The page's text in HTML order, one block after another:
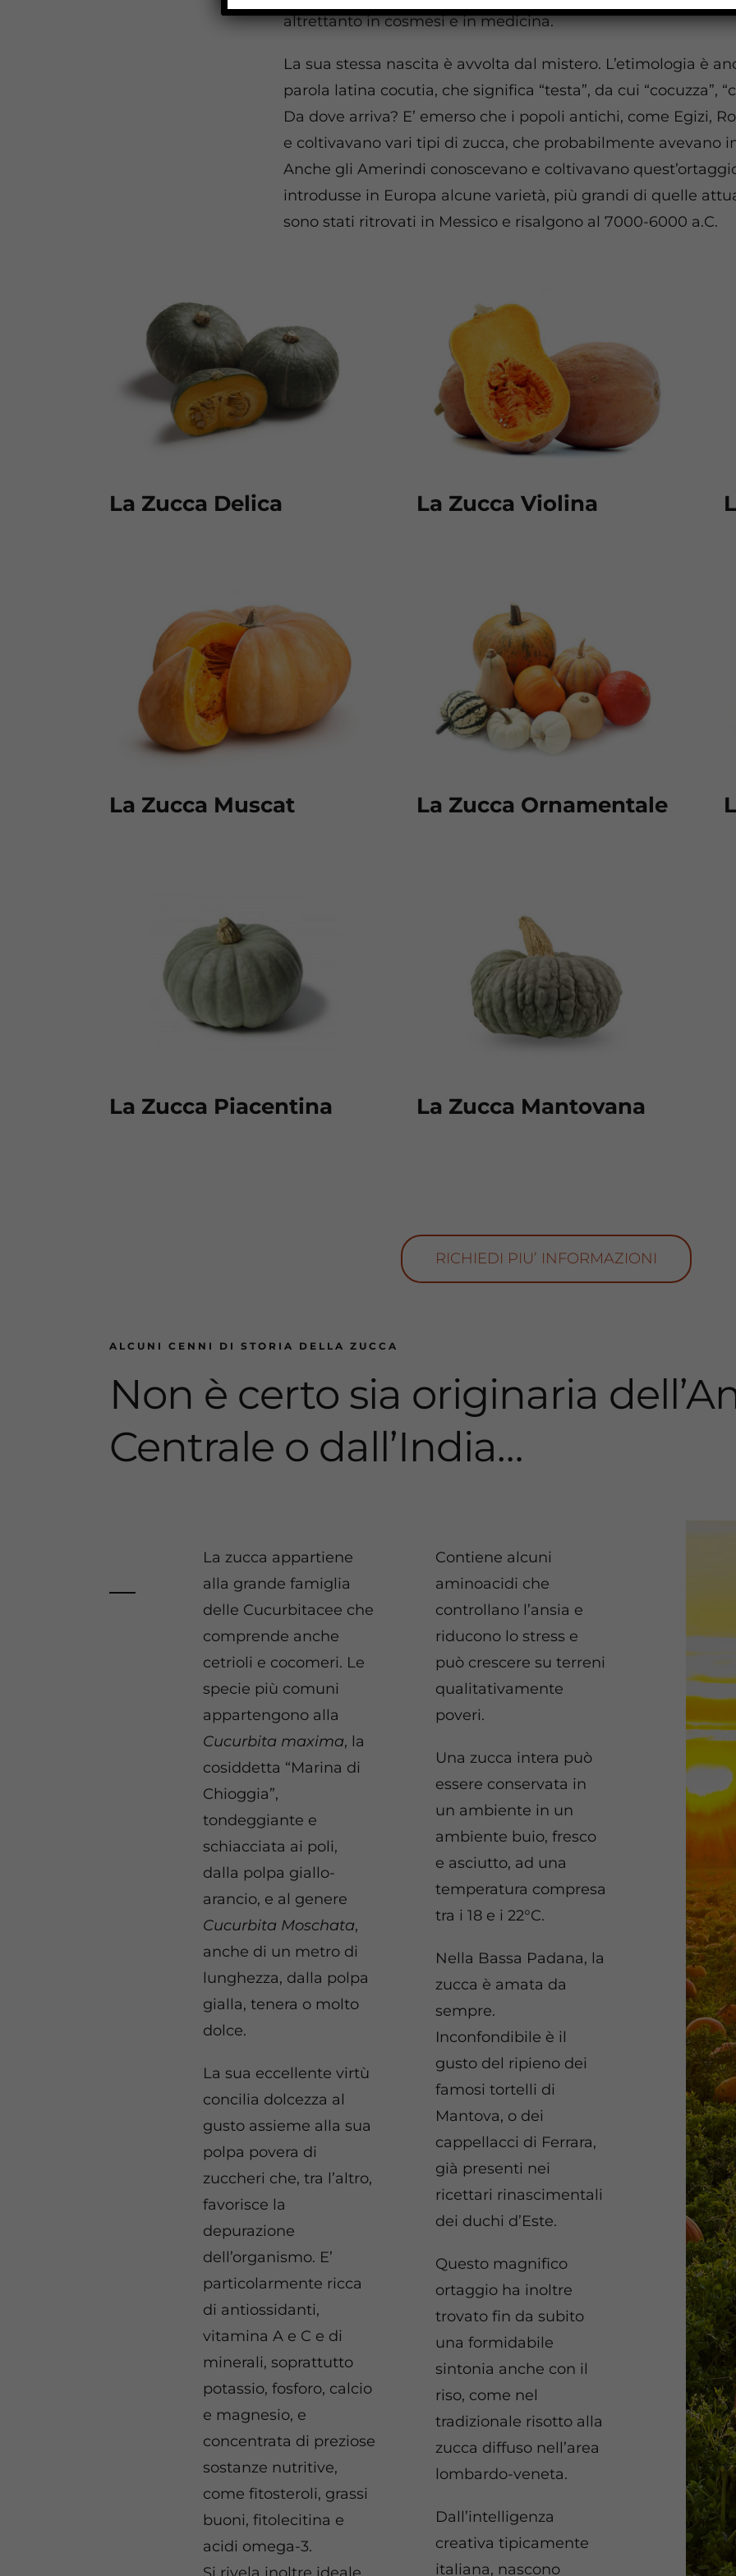
altrettanto in cosmesi e in medicina.
La sua stessa nascita è avvolta dal mistero. L’etimologia è
parola latina cocutia, che significa “testa”, da cui “cocuzza”,
Da dove arriva? E’ emerso che i popoli antichi, come Egizi,
e coltivavano vari tipi di zucca, che probabilmente avevano
Anche gli Amerindi conoscevano e coltivavano
introdusse in Europa alcune varietà, più grandi di quelle
sono stati ritrovati in Messico e risalgono al 7000-6000 a.C.
La Zucca Delica La Zucca Violina
La Zucca Muscat La Zucca Ornamentale
La Zucca Piacentina La Zucca Mantovana
RICHIEDI PIU’ INFORMAZIONI
ALCUNI CENNI DI STORIA DELLA ZUCCA
Non è certo sia originaria
Centrale o dall’India…
La zucca appartiene
alla grande famiglia
delle Cucurbitacee che
comprende anche
cetrioli e cocomeri. Le
specie più comuni
appartengono alla
Cucurbita maxima, la
cosiddetta “Marina di
Chioggia”,
tondeggiante e
schiacciata ai poli,
dalla polpa giallo-
arancio, e al genere
Cucurbita Moschata,
anche di un metro di
lunghezza, dalla polpa
gialla, tenera o molto
dolce.
La sua eccellente virtù
concilia dolcezza al
gusto assieme alla sua
polpa povera di
zuccheri che, tra l’altro,
favorisce la
depurazione
dell’organismo. E’
particolarmente ricca
di antiossidanti,
vitamina A e C e di
minerali, soprattutto
potassio, fosforo, calcio
e magnesio, e
concentrata di preziose
sostanze nutritive,
come fitosteroli, grassi
buoni, fitolecitina e
acidi omega-3.
Contiene alcuni
aminoacidi che
controllano l’ansia e
riducono lo stress e
può crescere su terreni
qualitativamente
poveri.
Una zucca intera può
essere conservata in
un ambiente in un
ambiente buio, fresco
e asciutto, ad una
temperatura compresa
tra i 18 e i 22°C.
Nella Bassa Padana, la
zucca è amata da
sempre.
Inconfondibile è il
gusto del ripieno dei
famosi tortelli di
Mantova, o dei
cappellacci di Ferrara,
già presenti nei
ricettari rinascimentali
dei duchi d’Este.
Questo magnifico
ortaggio ha inoltre
trovato fin da subito
una formidabile
sintonia anche con il
riso, come nel
tradizionale risotto alla
zucca diffuso nell’area
lombardo-veneta.
Dall’intelligenza
creativa tipicamente
italiana, nascono